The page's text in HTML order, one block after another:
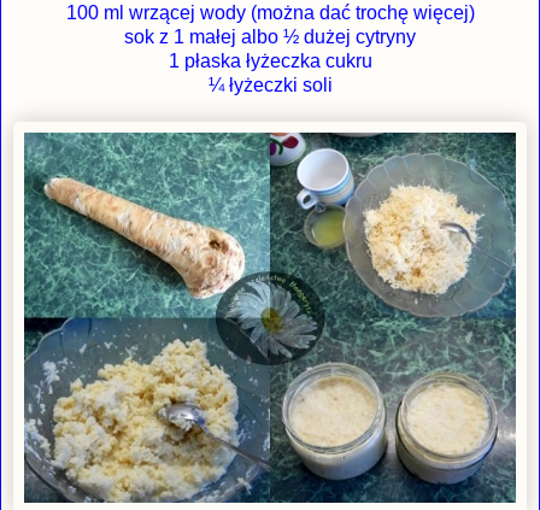
100 ml wrzącej wody (można dać trochę więcej)
sok z 1 małej albo ½ dużej cytryny
1 płaska łyżeczka cukru
¼ łyżeczki soli